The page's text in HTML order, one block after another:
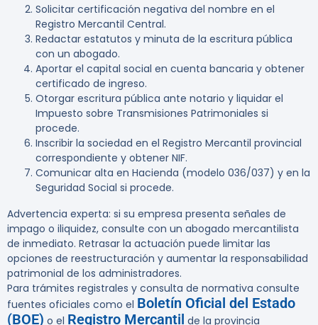
Solicitar certificación negativa del nombre en el
Registro Mercantil Central.
Redactar estatutos y minuta de la escritura pública
con un abogado.
Aportar el capital social en cuenta bancaria y obtener
certificado de ingreso.
Otorgar escritura pública ante notario y liquidar el
Impuesto sobre Transmisiones Patrimoniales si
procede.
Inscribir la sociedad en el Registro Mercantil provincial
correspondiente y obtener NIF.
Comunicar alta en Hacienda (modelo 036/037) y en la
Seguridad Social si procede.
Advertencia experta: si su empresa presenta señales de
impago o iliquidez, consulte con un abogado mercantilista
de inmediato. Retrasar la actuación puede limitar las
opciones de reestructuración y aumentar la responsabilidad
patrimonial de los administradores.
Para trámites registrales y consulta de normativa consulte
fuentes oficiales como el Boletín Oficial del Estado
(BOE) o el Registro Mercantil de la provincia